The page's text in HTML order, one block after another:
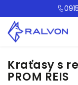
Kraťasy s
PROM REIS